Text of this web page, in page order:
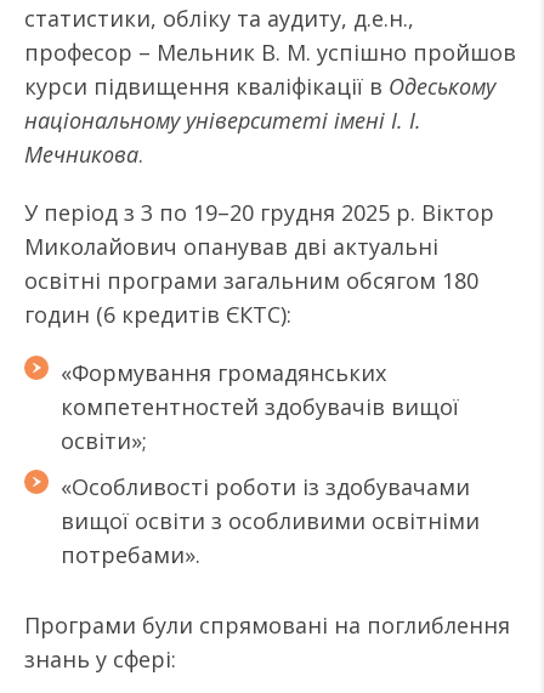
статистики, обліку та аудиту, д.е.н.,
професор – Мельник В. М. успішно пройшов
курси підвищення кваліфікації в Одеському
національному університеті імені І. І.
Мечникова.
У період з 3 по 19–20 грудня 2025 р. Віктор
Миколайович опанував дві актуальні
освітні програми загальним обсягом 180
годин (6 кредитів ЄКТС):
«Формування громадянських
компетентностей здобувачів вищої
освіти»;
«Особливості роботи із здобувачами
вищої освіти з особливими освітніми
потребами».
Програми були спрямовані на поглиблення
знань у сфері: